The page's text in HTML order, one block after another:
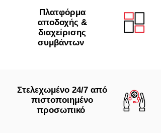
Πλατφόρμα
αποδοχής &
διαχείρισης
συμβάντων
Στελεχωμένο 24/7 από
πιστοποιημένο
προσωπικό